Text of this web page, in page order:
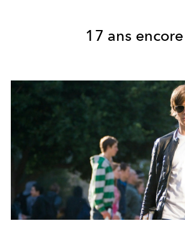
17 ans encore